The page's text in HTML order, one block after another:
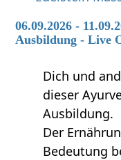
06.09.2026 -
Ausbildung - Live
Dich und
dieser
Ausbildung.
Der
Bedeutung